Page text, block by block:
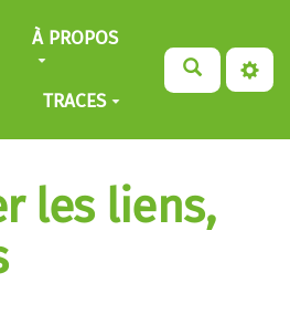
À PROPOS
TRACES
les liens,